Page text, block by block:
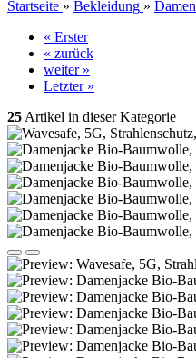
Startseite » Bekleidung » Damen
« Erster
« zurück
weiter »
Letzter »
25 Artikel in dieser Kategorie